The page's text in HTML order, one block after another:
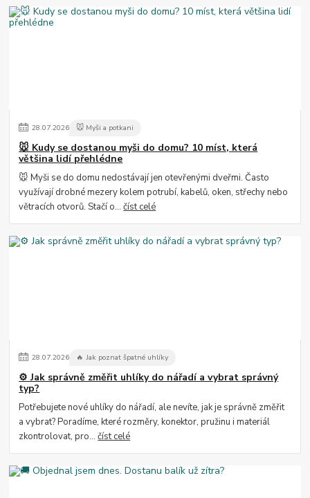
28.07.2026 🐭 Myši a potkani
🐭 Kudy se dostanou myši do domu? 10 míst, která
většina lidí přehlédne
🐭 Myši se do domu nedostávají jen otevřenými dveřmi. Často
využívají drobné mezery kolem potrubí, kabelů, oken, střechy nebo
větracích otvorů. Stačí o...číst celé
28.07.2026 🔥 Jak poznat špatné uhlíky
⚙️ Jak správně změřit uhlíky do nářadí a vybrat správný
typ?
Potřebujete nové uhlíky do nářadí, ale nevíte, jak je správně změřit
a vybrat? Poradíme, které rozměry, konektor, pružinu i materiál
zkontrolovat, pro...číst celé